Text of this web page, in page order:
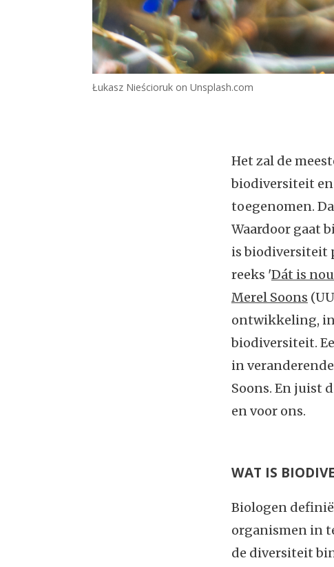
Łukasz Nieścioruk on Unsplash.com
Het zal de
biodiversiteit en
toegenomen.
Waardoor gaat
is biodiversiteit
reeks 'Dát is
Merel Soons
ontwikkeling,
biodiversiteit.
in
Soons. En juist
en voor ons.
WAT IS
Biologen
organismen in
de diversiteit